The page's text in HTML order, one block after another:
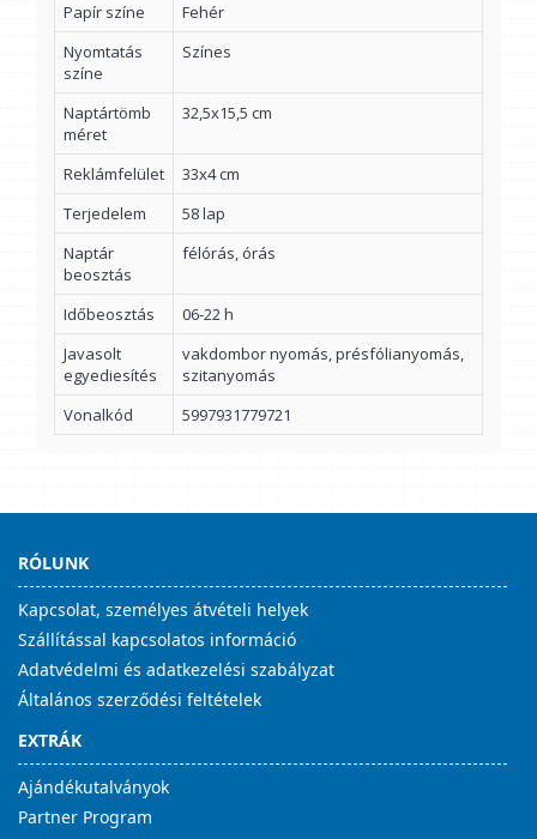
Papír színe
Fehér
Nyomtatás
színe
Színes
Naptártömb
méret
32,5x15,5 cm
Reklámfelület
33x4 cm
Terjedelem
58 lap
Naptár
beosztás
félórás, órás
Időbeosztás
06-22 h
Javasolt
egyediesítés
vakdombor nyomás, présfólianyomás,
szitanyomás
Vonalkód
5997931779721
RÓLUNK
Kapcsolat, személyes átvételi helyek
Szállítással kapcsolatos információ
Adatvédelmi és adatkezelési szabályzat
Általános szerződési feltételek
EXTRÁK
Ajándékutalványok
Partner Program